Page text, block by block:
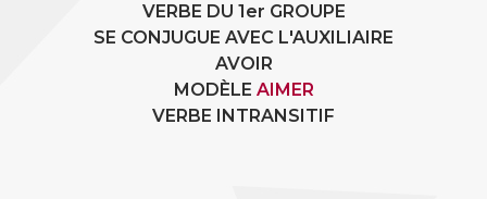
VERBE DU 1er GROUPE
SE CONJUGUE AVEC L'AUXILIAIRE
AVOIR
MODÈLE AIMER
VERBE INTRANSITIF